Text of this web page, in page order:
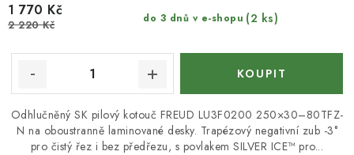
do 3 dnů v e-shopu (2 ks)
1 770 Kč
2 220 Kč
Odhlučněný SK pilový kotouč FREUD LU3F0200 250×30–80TFZ-
N na oboustranně laminované desky. Trapézový negativní zub -3°
pro čistý řez i bez předřezu, s povlakem SILVER ICE™ pro...